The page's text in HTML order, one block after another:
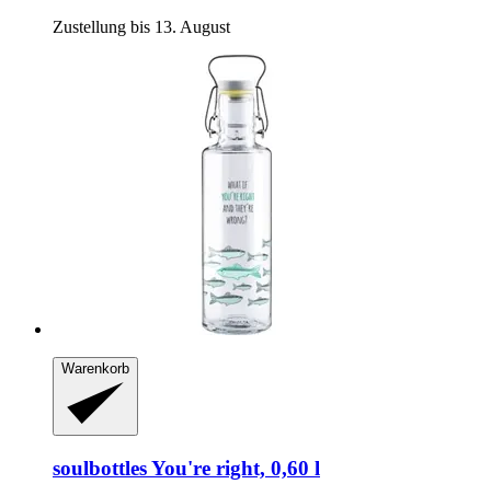
Zustellung bis 13. August
Warenkorb
soulbottlesYou're right, 0,60 l